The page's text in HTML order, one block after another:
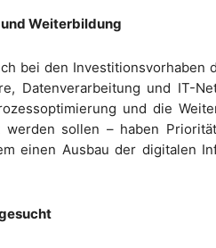
Weiterbildung
bei den Investitionsvorhaben
Datenverarbeitung und IT-
und die
sollen – haben
einen Ausbau der digitalen